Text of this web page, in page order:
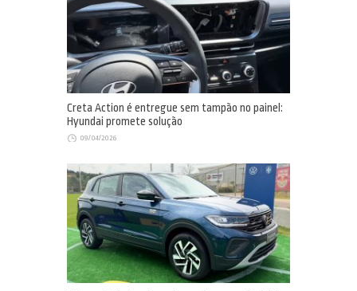
Creta Action é entregue sem tampão no painel:
Hyundai promete solução
09/04/2026